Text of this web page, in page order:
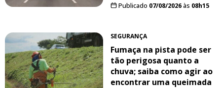
Publicado 07/08/2026às 08h15
SEGURANÇA
Fumaça na pista pode ser
tão perigosa quanto a
chuva; saiba como agir ao
encontrar uma queimada